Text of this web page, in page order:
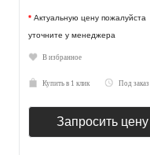
* Актуальную цену пожалуйста
уточните у менеджера
В избранное
Купить в 1 клик Под заказ
Запросить цену